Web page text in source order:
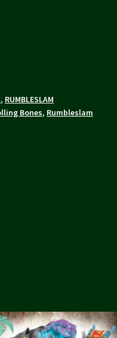
, RUMBLESLAM
Bones, Rumbleslam